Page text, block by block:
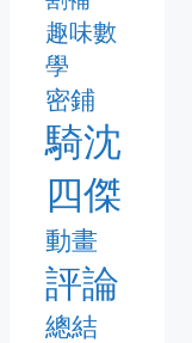
趣味數
學
密鋪
騎沈
四傑
動畫
評論
總結